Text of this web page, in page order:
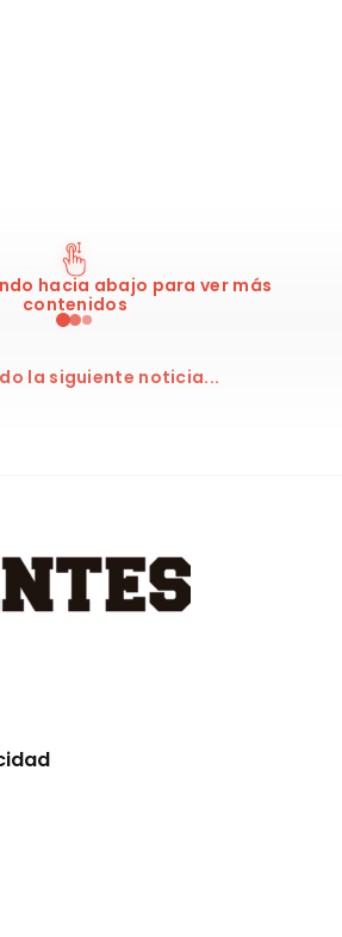
hacia abajo para ver más
contenidos
la siguiente noticia...